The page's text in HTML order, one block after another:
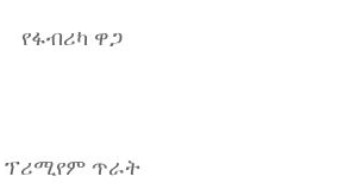
የፋብሪካ ዋጋ
ፕሪሚየም ጥራት